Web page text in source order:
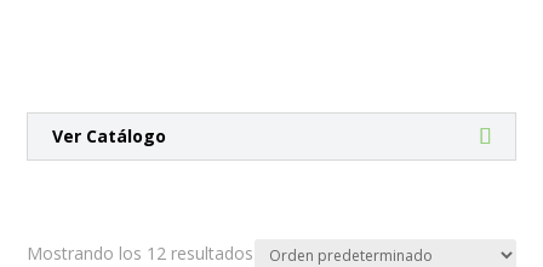
Ver Catálogo
Mostrando los 12 resultados